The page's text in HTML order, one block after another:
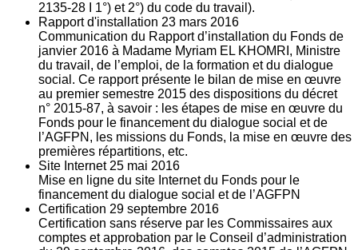
2135‐28 I 1°) et 2°) du code du travail).
Rapport d'installation 23 mars 2016
Communication du Rapport d’installation du Fonds de
janvier 2016 à Madame Myriam EL KHOMRI, Ministre
du travail, de l’emploi, de la formation et du dialogue
social. Ce rapport présente le bilan de mise en œuvre
au premier semestre 2015 des dispositions du décret
n° 2015-87, à savoir : les étapes de mise en œuvre du
Fonds pour le financement du dialogue social et de
l’AGFPN, les missions du Fonds, la mise en œuvre des
premières répartitions, etc.
Site Internet 25 mai 2016
Mise en ligne du site Internet du Fonds pour le
financement du dialogue social et de l’AGFPN
Certification 29 septembre 2016
Certification sans réserve par les Commissaires aux
comptes et approbation par le Conseil d’administration